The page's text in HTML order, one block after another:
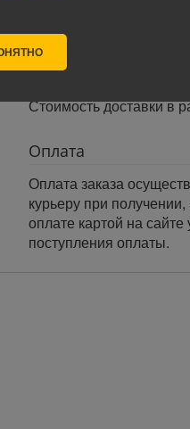
Доставка по России:
В любой уголок России
Почта России, ПЭК,
Стоимость доставки в
Оплата
Оплата заказа
курьеру при
оплате картой на сайте
поступления оплаты.